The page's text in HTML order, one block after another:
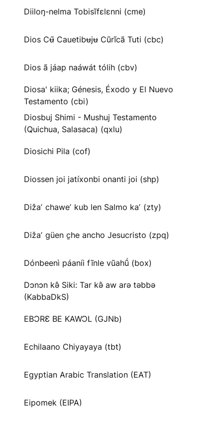
Diiloŋ-nelma Tobisĩfɛlɛnni (cme)
Dios Cʉ̃ Cauetibʉjʉ Cũrĩcã Tuti (cbc)
Dios ã jáap naáwát tólih (cbv)
Diosa' kiika; Génesis, Éxodo y El Nuevo
Testamento (cbi)
Diosbuj Shimi - Mushuj Testamento
(Quichua, Salasaca) (qxlu)
Diosichi Pila (cof)
Diossen joi jatíxonbi onanti joi (shp)
Dižaʼ chaweʼ kub len Salmo kaʼ (zty)
Dižaʼ güen c̱he ancho Jesucristo (zpq)
Dónbeenì páaníi fĩnle vũahṹ (box)
Dɔnɔn kə̂ Siki: Tar kə̂ aw arə təbbə
(KabbaDkS)
EBƆRƐ BE KAWƆL (GJNb)
Echilaano Chiyayaya (tbt)
Egyptian Arabic Translation (EAT)
Eipomek (EIPA)